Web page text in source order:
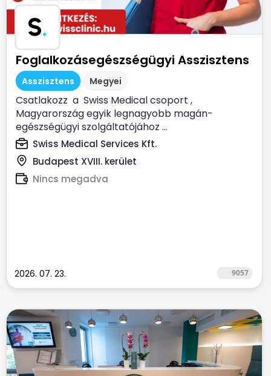
S.
Foglalkozásegészségügyi Asszisztens
Asszisztens Megyei
Csatlakozz a Swiss Medical csoport ,
Magyarország egyik legnagyobb magán-
egészségügyi szolgáltatójához ...
Swiss Medical Services Kft.
Budapest XVIII. kerület
Nincs megadva
2026. 07. 23. 9057